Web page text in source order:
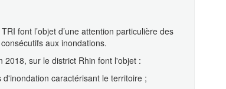
font l’objet d’une attention particulière des
aux inondations.
2018, sur le district Rhin font l'objet :
caractérisant le territoire ;